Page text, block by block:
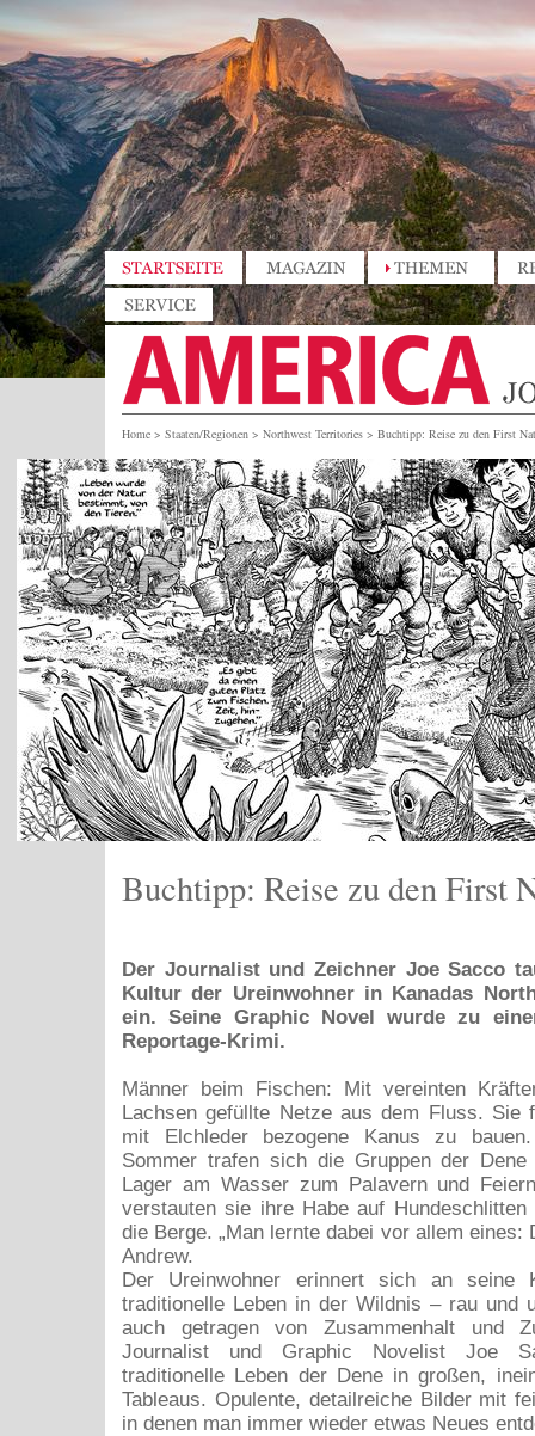
Home > Staaten/Regionen > Northwest Territories > Buchtipp: Reise zu den First
Buchtipp: Reise zu den First
Der Journalist und Zeichner Joe Sacco
Kultur der Ureinwohner in Kanadas
ein. Seine Graphic Novel wurde zu
Reportage-Krimi.
Männer beim Fischen: Mit vereinten
Lachsen gefüllte Netze aus dem Fluss. Sie
mit Elchleder bezogene Kanus zu
Sommer trafen sich die Gruppen der
Lager am Wasser zum Palavern und
verstauten sie ihre Habe auf
die Berge. „Man lernte dabei vor allem eines:
Andrew.
Der Ureinwohner erinnert sich an seine
traditionelle Leben in der Wildnis – rau und
auch getragen von Zusammenhalt und
Journalist und Graphic Novelist Joe
traditionelle Leben der Dene in großen,
Tableaus. Opulente, detailreiche Bilder mit
in denen man immer wieder etwas Neues